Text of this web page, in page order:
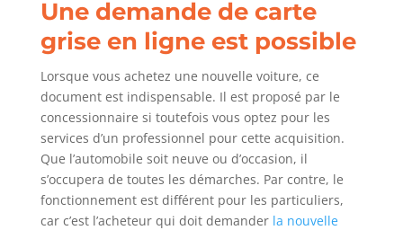
Une demande de carte
grise en ligne est possible
Lorsque vous achetez une nouvelle voiture, ce
document est indispensable. Il est proposé par le
concessionnaire si toutefois vous optez pour les
services d’un professionnel pour cette acquisition.
Que l’automobile soit neuve ou d’occasion, il
s’occupera de toutes les démarches. Par contre, le
fonctionnement est différent pour les particuliers,
car c’est l’acheteur qui doit demander la nouvelle